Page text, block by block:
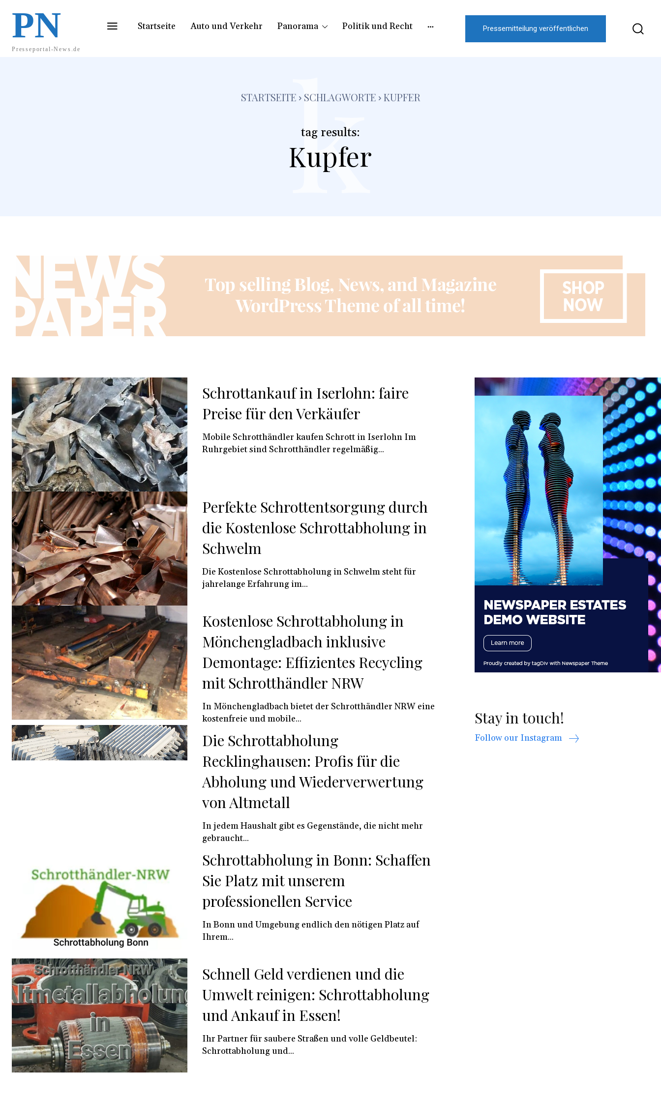
PN
Presseportal-News.de
Startseite Auto und Verkehr Panorama Politik und Recht Pressemitteilung veröffentlichen
STARTSEITE SCHLAGWORTE KUPFER
tag results:
Kupfer
k
Schrottankauf in Iserlohn: faire
Preise für den Verkäufer
Mobile Schrotthändler kaufen Schrott in Iserlohn Im
Ruhrgebiet sind Schrotthändler regelmäßig...
Perfekte Schrottentsorgung durch
die Kostenlose Schrottabholung in
Schwelm
Die Kostenlose Schrottabholung in Schwelm steht für
jahrelange Erfahrung im...
Kostenlose Schrottabholung in
Mönchengladbach inklusive
Demontage: Effizientes Recycling
mit Schrotthändler NRW
In Mönchengladbach bietet der Schrotthändler NRW eine
kostenfreie und mobile...
Die Schrottabholung
Recklinghausen: Profis für die
Abholung und Wiederverwertung
von Altmetall
In jedem Haushalt gibt es Gegenstände, die nicht mehr
gebraucht...
Schrottabholung in Bonn: Schaffen
Sie Platz mit unserem
professionellen Service
In Bonn und Umgebung endlich den nötigen Platz auf
Ihrem...
Schnell Geld verdienen und die
Umwelt reinigen: Schrottabholung
und Ankauf in Essen!
Ihr Partner für saubere Straßen und volle Geldbeutel:
Schrottabholung und...
Stay in touch!
Follow our Instagram